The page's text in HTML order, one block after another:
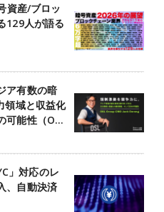
資産/ブロッ
129人が語る
ア有数の暗
領域と収益化
可能性（O…
」対応のレ
、自動決済